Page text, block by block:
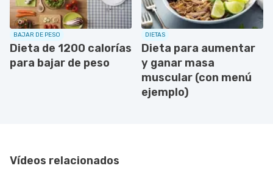
BAJAR DE PESO
Dieta de 1200 calorías
para bajar de peso
DIETAS
Dieta para aumentar
y ganar masa
muscular (con menú
ejemplo)
Vídeos relacionados